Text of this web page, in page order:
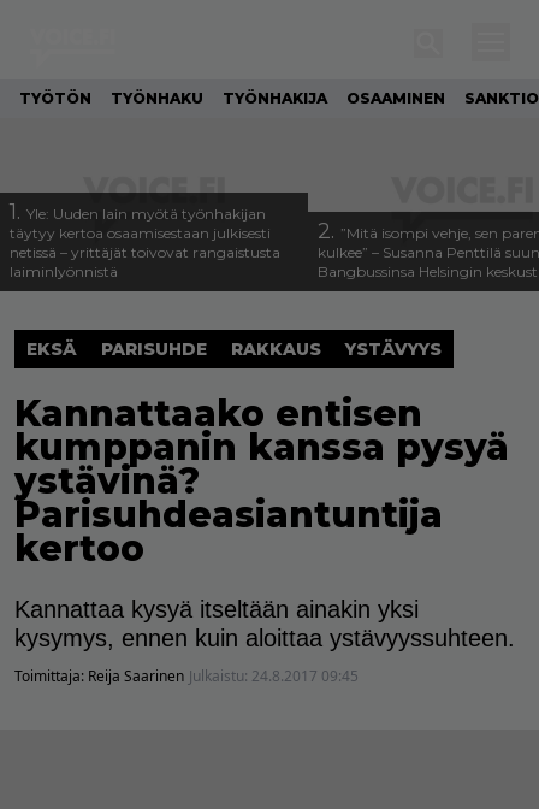
TYÖTÖN TYÖNHAKU TYÖNHAKIJA OSAAMINEN SANKTIO
1. Yle: Uuden lain myötä työnhakijan
täytyy kertoa osaamisestaan julkisesti
netissä – yrittäjät toivovat rangaistusta
laiminlyönnistä
2. ”Mitä isompi vehje, sen
kulkee” – Susanna Penttilä
Bangbussinsa Helsingin
EKSÄ PARISUHDE RAKKAUS YSTÄVYYS
Kannattaako entisen
kumppanin kanssa pysyä
ystävinä?
Parisuhdeasiantuntija
kertoo
Kannattaa kysyä itseltään ainakin yksi
kysymys, ennen kuin aloittaa ystävyyssuhteen.
Toimittaja: Reija Saarinen Julkaistu: 24.8.2017 09:45